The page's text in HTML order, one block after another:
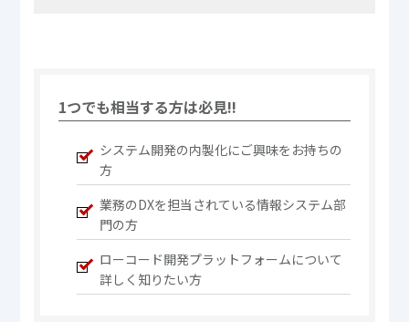
1つでも相当する方は必見!!
システム開発の内製化にご興味をお持ちの
方
業務のDXを担当されている情報システム部
門の方
ローコード開発プラットフォームについて
詳しく知りたい方